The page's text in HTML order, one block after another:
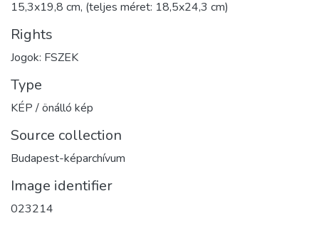
15,3x19,8 cm, (teljes méret: 18,5x24,3 cm)
Rights
Jogok: FSZEK
Type
KÉP / önálló kép
Source collection
Budapest-képarchívum
Image identifier
023214